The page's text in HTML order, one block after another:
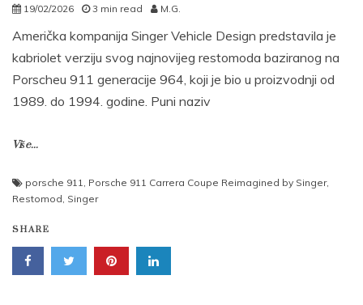
19/02/2026 3 min read M.G.
Američka kompanija Singer Vehicle Design predstavila je
kabriolet verziju svog najnovijeg restomoda baziranog na
Porscheu 911 generacije 964, koji je bio u proizvodnji od
1989. do 1994. godine. Puni naziv
Više...
porsche 911, Porsche 911 Carrera Coupe Reimagined by Singer,
Restomod, Singer
SHARE